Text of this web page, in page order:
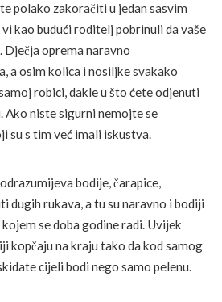
polako zakoračiti u jedan sasvim
kao budući roditelj pobrinuli da vaše
oprema naravno
a osim kolica i nosiljke svakako
robici, dakle u što ćete odjenuti
Ako niste sigurni nemojte se
su s tim već imali iskustva.
bodije, čarapice,
dugih rukava, a tu su naravno i bodiji
se doba godine radi. Uvijek
kopčaju na kraju tako da kod samog
cijeli bodi nego samo pelenu.